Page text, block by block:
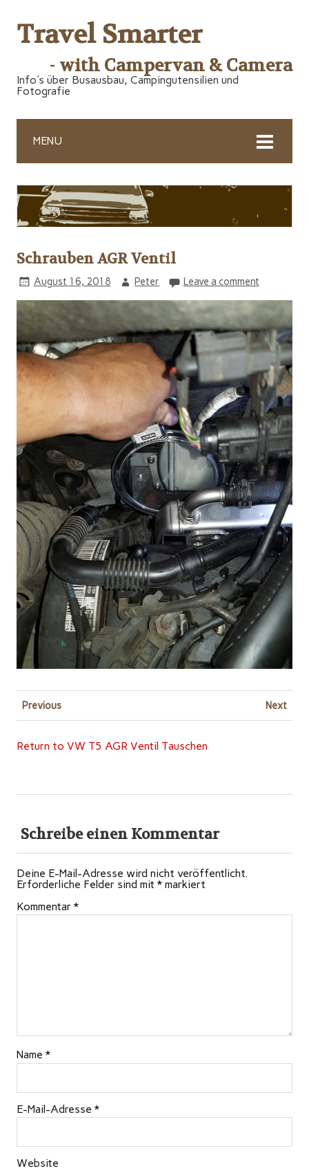
Travel Smarter
- with Campervan & Camera
Info's über Busausbau, Campingutensilien und
Fotografie
MENU
Schrauben AGR Ventil
August 16, 2018 Peter Leave a comment
Previous Next
Return to VW T5 AGR Ventil Tauschen
Schreibe einen Kommentar
Deine E-Mail-Adresse wird nicht veröffentlicht.
Erforderliche Felder sind mit * markiert
Kommentar *
Name *
E-Mail-Adresse *
Website